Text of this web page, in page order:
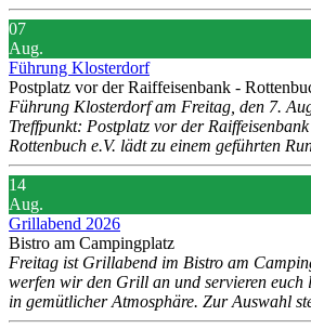
07
Aug.
Führung Klosterdorf
Postplatz vor der Raiffeisenbank -
Führung Klosterdorf am Freitag, den 7.
Treffpunkt: Postplatz vor der
Rottenbuch e.V. lädt zu einem geführten
14
Aug.
Grillabend 2026
Bistro am Campingplatz
Freitag ist Grillabend im Bistro am
werfen wir den Grill an und servieren euch
in gemütlicher Atmosphäre. Zur Auswahl